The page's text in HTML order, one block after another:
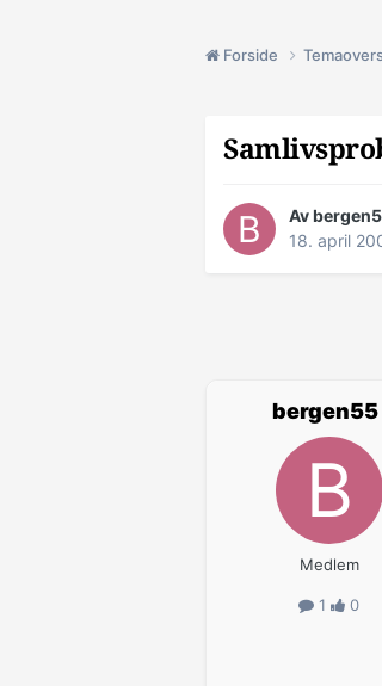
Forside
Av
18. april
bergen55
Medlem
1 0